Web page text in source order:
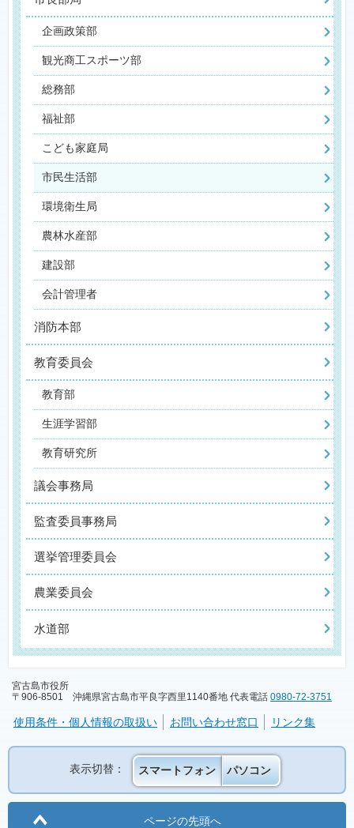
企画政策部
観光商工スポーツ部
総務部
福祉部
こども家庭局
市民生活部
環境衛生局
農林水産部
建設部
会計管理者
消防本部
教育委員会
教育部
生涯学習部
教育研究所
議会事務局
監査委員事務局
選挙管理委員会
農業委員会
水道部
宮古島市役所
〒906-8501 沖縄県宮古島市平良字西里1140番地 代表電話 0980-72-3751
使用条件・個人情報の取扱い お問い合わせ窓口 リンク集
表示切替： スマートフォン パソコン
ページの先頭へ